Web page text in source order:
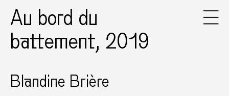
Au bord du
battement, 2019
Blandine Brière